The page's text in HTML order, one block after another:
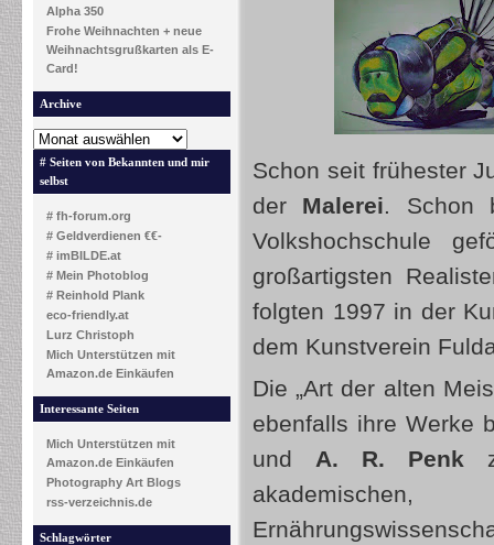
Alpha 350
Frohe Weihnachten + neue
Weihnachtsgrußkarten als E-
Card!
Archive
# Seiten von Bekannten und mir
selbst
# fh-forum.org
# Geldverdienen €€-
# imBILDE.at
# Mein Photoblog
# Reinhold Plank
eco-friendly.at
Lurz Christoph
Mich Unterstützen mit
Amazon.de Einkäufen
Interessante Seiten
Mich Unterstützen mit
Amazon.de Einkäufen
Photography Art Blogs
rss-verzeichnis.de
Schlagwörter
Schon seit frühester
der Malerei. Schon
Volkshochschule
großartigsten
folgten 1997 in der
dem Kunstverein
Die „Art der alten
ebenfalls ihre Werke
und A. R. Penk